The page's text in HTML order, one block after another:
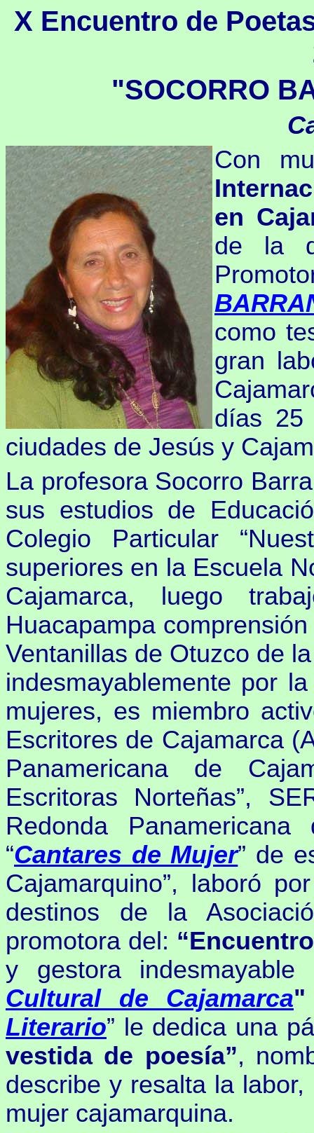
X Encuentro de
"SOCORRO
Con
en
de la
como
gran
días
ciudades de Jesús y
La profesora Socorro
sus estudios de
Colegio Particular
superiores en la Escuela
Cajamarca, luego
Huacapampa
Ventanillas de Otuzco de
indesmayablemente por
mujeres, es miembro
Escritores de Cajamarca
Panamericana de
Escritoras Norteñas”,
Redonda
“Cantares de Mujer” de
Cajamarquino”,
laboró
destinos de la
promotora del:
y gestora
Cultural de Cajamarca"
Literario” le dedica una
vestida de poesía”,
describe y resalta la
mujer cajamarquina.